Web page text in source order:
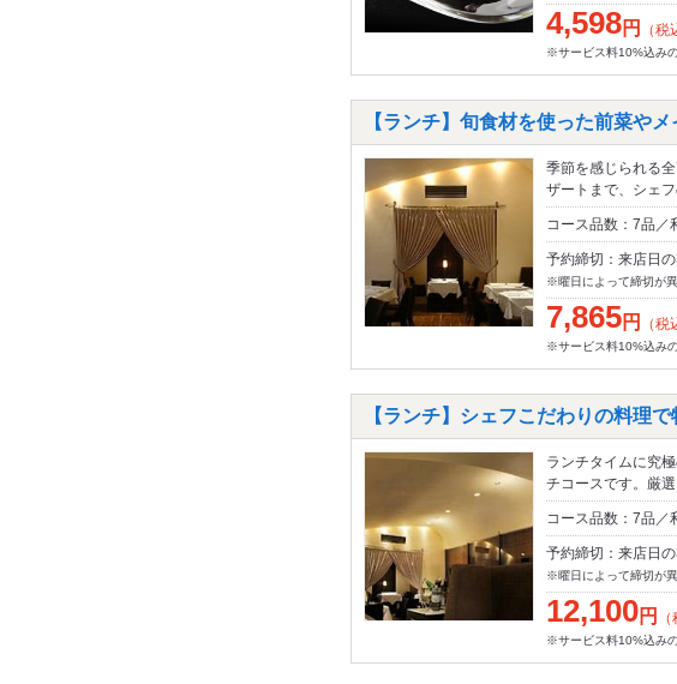
4,598円 （税
※サービス料10%込みの
【ランチ】旬食材を使った前菜や
季節を感じられる
ザートまで、シェ
コース品数：7品／
予約締切：来店日
※曜日によって締切が
7,865円 （税
※サービス料10%込みの
【ランチ】シェフこだわりの料理
ランチタイムに究
チコースです。厳
コース品数：7品／
予約締切：来店日
※曜日によって締切が
12,100円
※サービス料10%込みの